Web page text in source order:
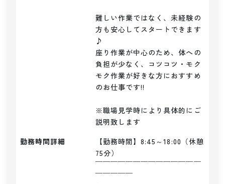
難しい作業ではなく、未経験の
方も安心してスタートできます
♪
座り作業が中心のため、体への
負担が少なく、コツコツ・モク
モク作業が好きな方におすすめ
のお仕事です!!
※職場見学時により具体的にご
説明致します
勤務時間詳細
【勤務時間】8:45～18:00（休憩
75分）
￣￣￣￣￣￣￣￣￣￣￣￣￣￣
￣￣￣￣￣